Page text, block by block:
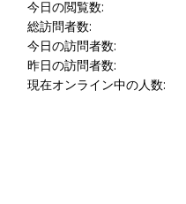
昨日の訪問者数:
現在オンライン中の人数: